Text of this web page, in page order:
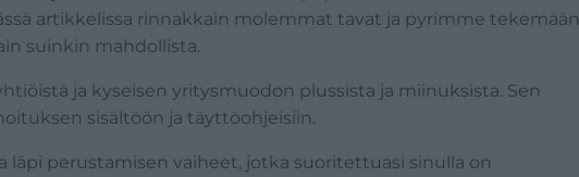
artikkelissa rinnakkain molemmat tavat ja pyrimme tekemään
suinkin mahdollista.
ja kyseisen yritysmuodon plussista ja miinuksista. Sen
sisältöön ja täyttöohjeisiin.
perustamisen vaiheet, jotka suoritettuasi sinulla on